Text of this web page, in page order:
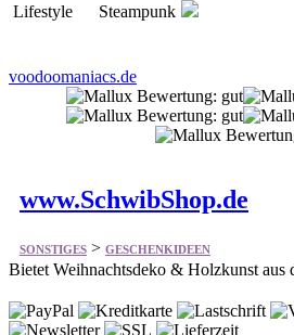
Lifestyle Steampunk
voodoomaniacs.de
www.SchwibShop.de
SONSTIGES>GESCHENKIDEEN
Bietet Weihnachtsdeko & Holzkunst aus